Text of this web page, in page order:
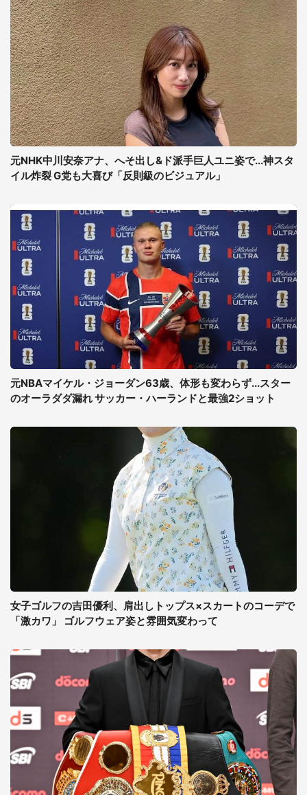
元NHK中川安奈アナ、へそ出し&ド派手巨人ユニ姿で...神スタ
イル炸裂 G党も大喜び「反則級のビジュアル」
元NBAマイケル・ジョーダン63歳、体形も変わらず...スター
のオーラダダ漏れ サッカー・ハーランドと最強2ショット
女子ゴルフの吉田優利、肩出しトップス×スカートのコーデで
「激カワ」 ゴルフウェア姿と雰囲気変わって